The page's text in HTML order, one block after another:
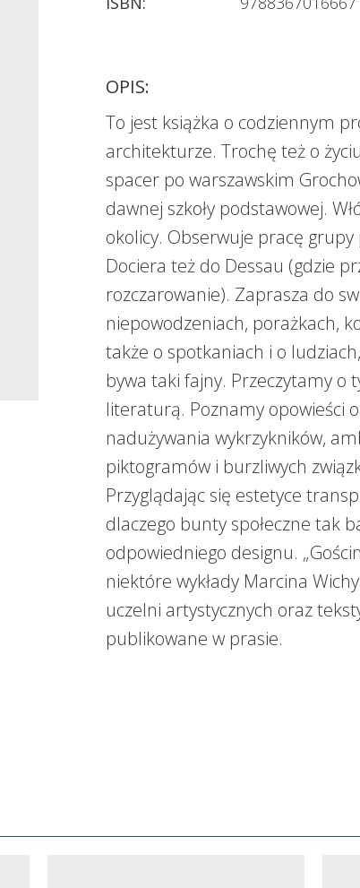
OPIS:
To jest książka o codziennym
architekturze. Trochę też o
spacer po warszawskim
dawnej szkoły podstawowej.
okolicy. Obserwuje pracę
Dociera też do Dessau (gdzie
rozczarowanie). Zaprasza do
niepowodzeniach, porażkach,
także o spotkaniach i o
bywa taki fajny. Przeczytamy o
literaturą. Poznamy opowieści
nadużywania wykrzykników,
piktogramów i burzliwych
Przyglądając się estetyce
dlaczego bunty społeczne tak
odpowiedniego designu.
niektóre wykłady Marcina
uczelni artystycznych oraz
publikowane w prasie.